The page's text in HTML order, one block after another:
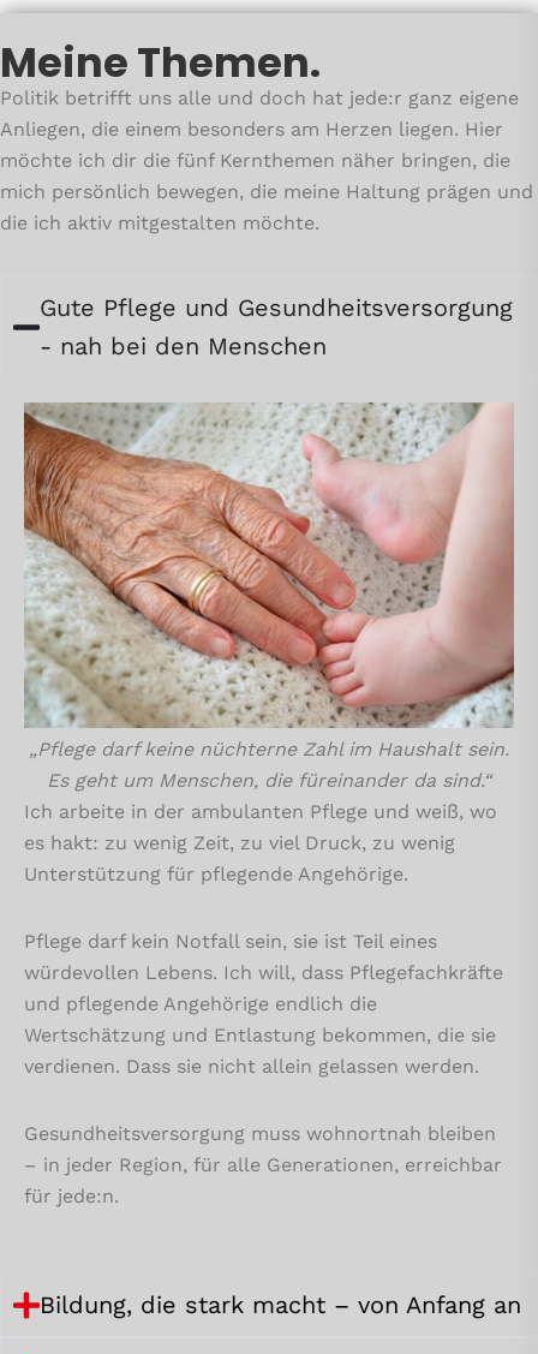
Meine Themen.
Politik betrifft uns alle und doch hat jede:r ganz eigene
Anliegen, die einem besonders am Herzen liegen. Hier
möchte ich dir die fünf Kernthemen näher bringen, die
mich persönlich bewegen, die meine Haltung prägen und
die ich aktiv mitgestalten möchte.
Gute Pflege und Gesundheitsversorgung
- nah bei den Menschen
„Pflege darf keine nüchterne Zahl im Haushalt sein.
Es geht um Menschen, die füreinander da sind.“
Ich arbeite in der ambulanten Pflege und weiß, wo
es hakt: zu wenig Zeit, zu viel Druck, zu wenig
Unterstützung für pflegende Angehörige.
Pflege darf kein Notfall sein, sie ist Teil eines
würdevollen Lebens. Ich will, dass Pflegefachkräfte
und pflegende Angehörige endlich die
Wertschätzung und Entlastung bekommen, die sie
verdienen. Dass sie nicht allein gelassen werden.
Gesundheitsversorgung muss wohnortnah bleiben
– in jeder Region, für alle Generationen, erreichbar
für jede:n.
Bildung, die stark macht – von Anfang an